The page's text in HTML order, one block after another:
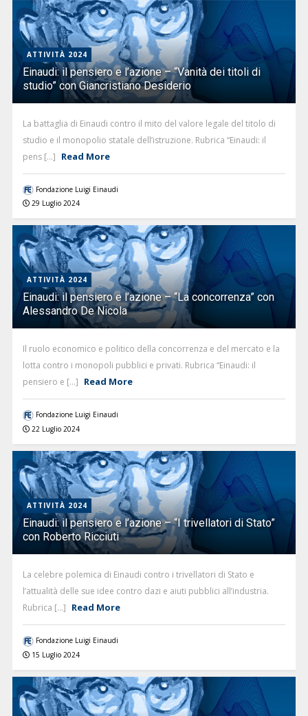
ATTIVITÀ 2024
Einaudi: il pensiero e l’azione – “Vanità dei titoli di
studio” con Giancristiano Desiderio
La battaglia di Einaudi contro il mito del valore legale del titolo di
studio e il monopolio statale dell’istruzione. Rubrica “Einaudi: il
pens [...] Read More
Fondazione Luigi Einaudi
29 Luglio 2024
ATTIVITÀ 2024
Einaudi: il pensiero e l’azione – “La concorrenza” con
Alessandro De Nicola
Il ruolo economico e politico della concorrenza e del mercato e la
lotta contro i monopoli pubblici e privati. Rubrica “Einaudi: il
pensiero e [...] Read More
Fondazione Luigi Einaudi
22 Luglio 2024
ATTIVITÀ 2024
Einaudi: il pensiero e l’azione – “I trivellatori di Stato”
con Roberto Ricciuti
La celebre polemica di Einaudi contro i trivellatori di Stato e
l’attualità delle sue idee contro dazi e aiuti pubblici all’industria.
Rubrica [...] Read More
Fondazione Luigi Einaudi
15 Luglio 2024